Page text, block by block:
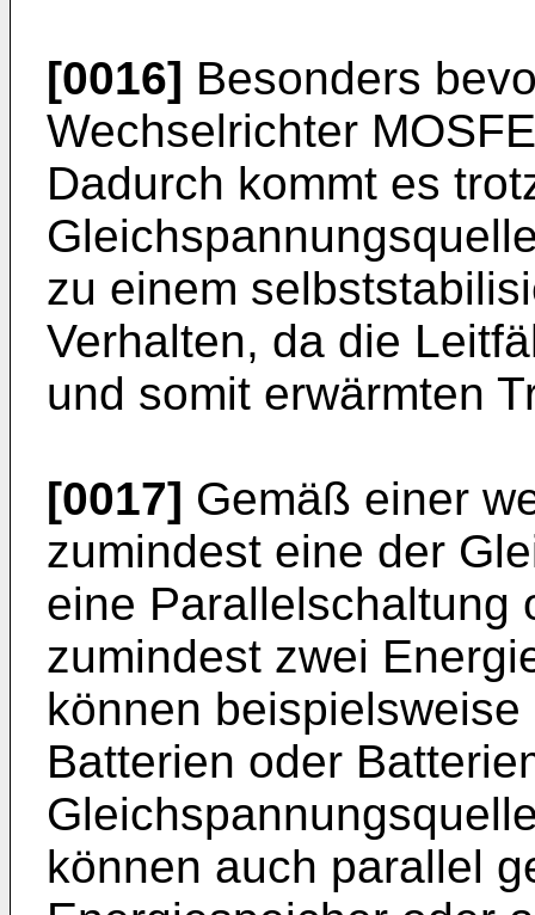
[0016] Besonders
Wechselrichter
Dadurch kommt es
zu einem
Verhalten, da die
und somit erwärmten
[0017] Gemäß einer
zumindest eine der
eine Parallelschaltung
zumindest zwei
können
Batterien oder
können auch parallel